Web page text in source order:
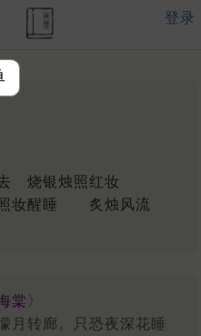
登录
烧银烛照红妆
妆醒睡
炙烛风流
棠〉
月转廊。只恐夜深花睡